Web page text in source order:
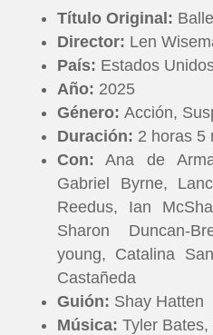
INICIO
PELICULAS
Título Original:
Director: Len
País: Estados
Año: 2025
Género: Acción,
Duración: 2 horas 5
Con: Ana de
Gabriel Byrne,
Reedus, Ian
Sharon Duncan-
young, Catalina
Castañeda
Guión: Shay Hatten
Música: Tyler